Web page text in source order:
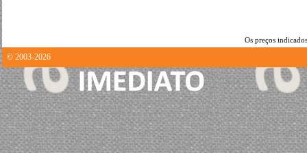
Os preços
© 2003-2026